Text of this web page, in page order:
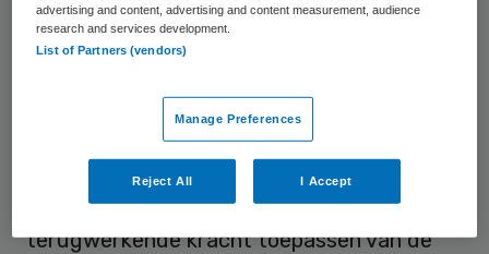
september publiceerden.
“De omvang van de foutieve declaraties is
aanzienlijk, maar het is een logisch gevolg
van het achteraf verscherpen en met
terugwerkende kracht toepassen van de
advertising and content, advertising and content measurement, audience
research and services development.
List of Partners (vendors)
Manage Preferences
Reject All I Accept